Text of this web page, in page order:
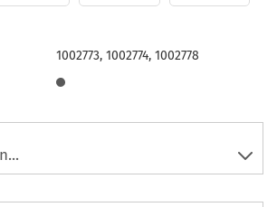
1002773, 1002774, 1002778